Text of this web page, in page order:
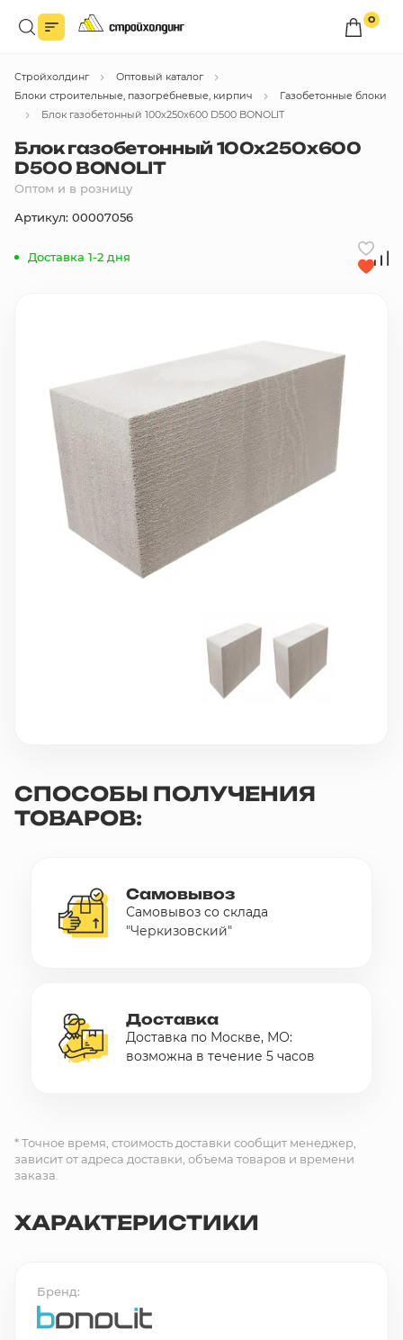
0
Войдите в личный кабинет
Вы сможете оформлять заказыпо оптовым ценам.
Каталог товаров
В корзину
10 000 ₽
Минимальный заказ
+7(495) 988-86-47
sales@stroyholding.ru
Все бренды
Стройхолдинг
Оптовый каталог
Блоки строительные, пазогребневые, кирпич
Газобетонные блоки
Блок газобетонный 100х250х600 D500 BONOLIT
Блок газобетонный 100х250х600
D500 BONOLIT
Оптом и в розницу
Артикул: 00007056
Доставка 1-2 дня
СПОСОБЫ ПОЛУЧЕНИЯ
ТОВАРОВ:
Самовывоз
Самовывоз со склада
"Черкизовский"
Доставка
Доставка по Москве, МО:
возможна в течение 5 часов
* Точное время, стоимость доставки сообщит менеджер,
зависит от адреса доставки, объема товаров и времени
заказа.
ХАРАКТЕРИСТИКИ
Бренд